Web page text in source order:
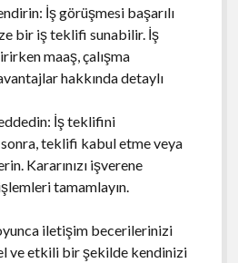
İş görüşmesi başarılı
bir iş teklifi sunabilir. İş
maaş, çalışma
hakkında detaylı
İş teklifini
teklifi kabul etme veya
Kararınızı işverene
tamamlayın.
iletişim becerilerinizi
ve etkili bir şekilde kendinizi